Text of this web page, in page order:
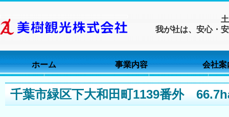
我が社は、安心・
千葉市緑区下大和田町1139番外
ホーム 事業内容 会社案